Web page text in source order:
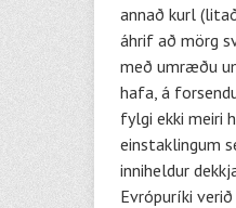
annað kurl
áhrif að mörg
með umræðu
hafa, á
fylgi ekki meiri
einstaklingum
inniheldur
Evrópuríki